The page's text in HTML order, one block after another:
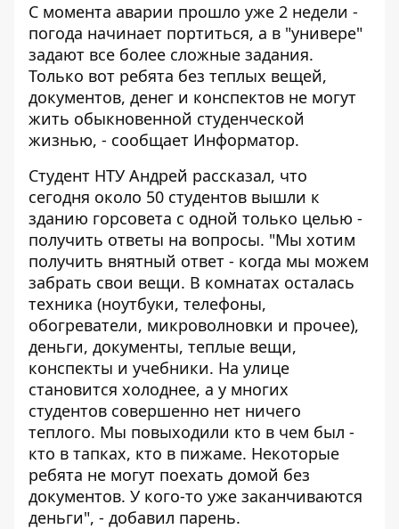
С момента аварии прошло уже 2 недели -
погода начинает портиться, а в "универе"
задают все более сложные задания.
Только вот ребята без теплых вещей,
документов, денег и конспектов не могут
жить обыкновенной студенческой
жизнью, - сообщает Информатор.
Студент НТУ Андрей рассказал, что
сегодня около 50 студентов вышли к
зданию горсовета с одной только целью -
получить ответы на вопросы. "Мы хотим
получить внятный ответ - когда мы можем
забрать свои вещи. В комнатах осталась
техника (ноутбуки, телефоны,
обогреватели, микроволновки и прочее),
деньги, документы, теплые вещи,
конспекты и учебники. На улице
становится холоднее, а у многих
студентов совершенно нет ничего
теплого. Мы повыходили кто в чем был -
кто в тапках, кто в пижаме. Некоторые
ребята не могут поехать домой без
документов. У кого-то уже заканчиваются
деньги", - добавил парень.